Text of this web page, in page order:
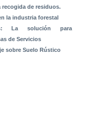
recogida de residuos.
la industria forestal
La solución para
de Servicios
sobre Suelo Rústico